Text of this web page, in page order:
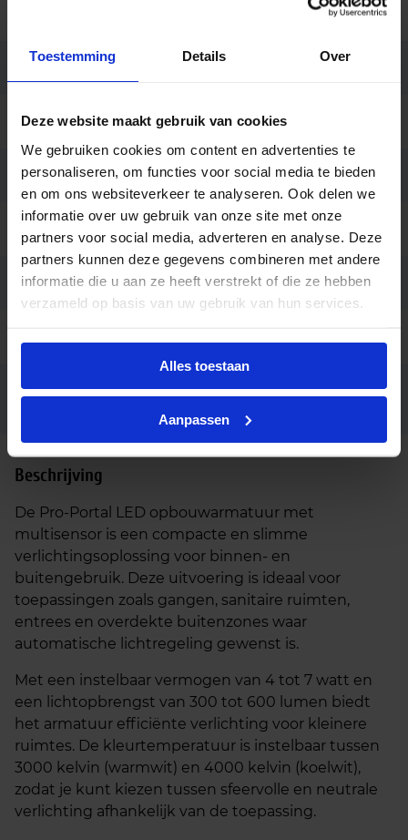
Toestemming Details Over
Deze website maakt gebruik van cookies
We gebruiken cookies om content en advertenties te
personaliseren, om functies voor social media te bieden
en om ons websiteverkeer te analyseren. Ook delen we
informatie over uw gebruik van onze site met onze
partners voor social media, adverteren en analyse. Deze
partners kunnen deze gegevens combineren met andere
informatie die u aan ze heeft verstrekt of die ze hebben
verzameld op basis van uw gebruik van hun services.
Alles toestaan
Aanpassen
Montage Opbouw
Merk Prolumia
5 jaar
Code 40010011
Fabrikantnaam
3000K/4000K schakelbaar, Pro-
Beschrijving
De Pro-Portal LED opbouwarmatuur met
multisensor is een compacte en slimme
verlichtingsoplossing voor binnen- en
buitengebruik. Deze uitvoering is ideaal voor
toepassingen zoals gangen, sanitaire ruimten,
entrees en overdekte buitenzones waar
automatische lichtregeling gewenst is.
Met een instelbaar vermogen van 4 tot 7 watt en
een lichtopbrengst van 300 tot 600 lumen biedt
het armatuur efficiënte verlichting voor kleinere
ruimtes. De kleurtemperatuur is instelbaar tussen
3000 kelvin (warmwit) en 4000 kelvin (koelwit),
zodat je kunt kiezen tussen sfeervolle en neutrale
verlichting afhankelijk van de toepassing.